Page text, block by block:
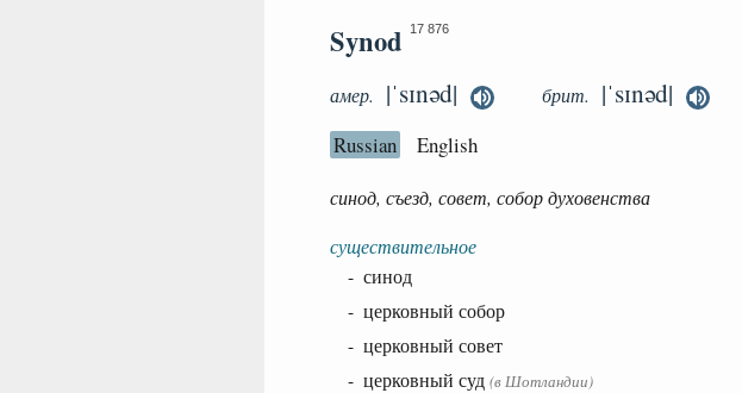
Synod 17 876
амер. |ˈsɪnəd| брит. |ˈsɪnəd|
Russian English
синод, съезд, совет, собор духовенства
существительное
- синод
- церковный собор
- церковный совет
- церковный суд (в Шотландии)